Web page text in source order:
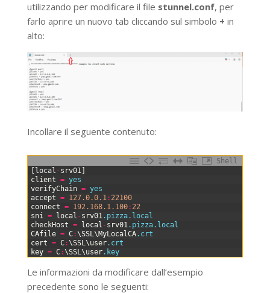
utilizzando per modificare il file stunnel.conf, per
farlo aprire un nuovo tab cliccando sul simbolo + in
alto:
Incollare il seguente contenuto:
Shell
local -srv01]
client = yes
verifyChain = yes
accept = 127.0.0.1: 22100
connect = 192.168.1.100: 22
sni = local -srv01.pizza.local
checkHost = local -srv01.pizza.local
CAfile = C:\SSL\MyLocalCA.crt
cert = C:\SSL\user.crt
key = C:\SSL\user.key
Le informazioni da modificare dall’esempio
precedente sono le seguenti: